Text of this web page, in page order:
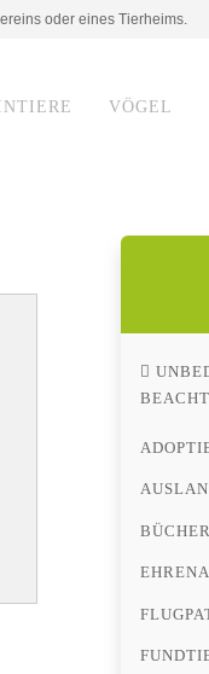
oder eines Tierheims.
VÖGEL
BÜCHER